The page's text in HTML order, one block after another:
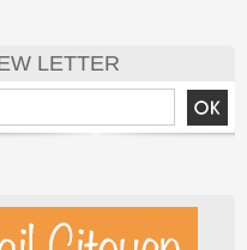
LETTER